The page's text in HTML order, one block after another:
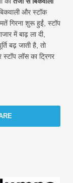
और स्टॉक
गिरना शुरू हुईं, स्टॉप
में बाढ़ ला दी,
बढ़ जाती है, तो
लॉस का ट्रिगर